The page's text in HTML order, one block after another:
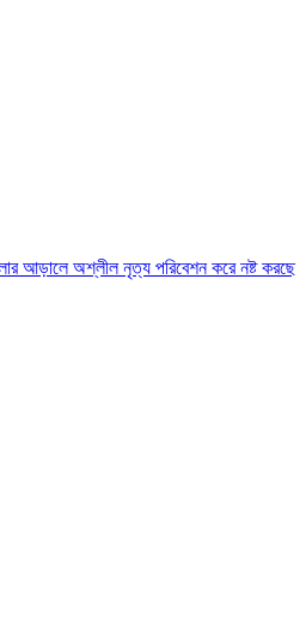
আড়ালে অশ্লীল নৃত্য পরিবেশন করে নষ্ট করছে